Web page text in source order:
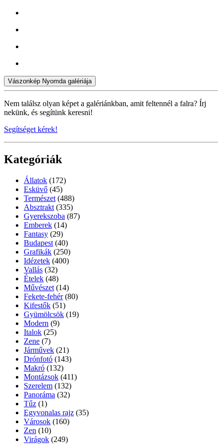
Vászonkép Nyomda galériája
Nem találsz olyan képet a galériánkban, amit feltennél a falra? Írj
nekünk, és segítünk keresni!
Segítséget kérek!
Kategóriák
Állatok (172)
Esküvő (45)
Természet (488)
Absztrakt (335)
Gyerekszoba (87)
Emberek (14)
Fantasy (29)
Budapest (40)
Grafikák (250)
Idézetek (400)
Vallás (32)
Ételek (48)
Művészet (14)
Fekete-fehér (80)
Kifestők (51)
Gyümölcsök (19)
Modern (9)
Italok (25)
Zene (7)
Járművek (21)
Drónfotó (143)
Makró (132)
Montázsok (411)
Szerelem (132)
Panoráma (32)
Tűz (1)
Egyvonalas rajz (35)
Városok (160)
Zen (10)
Virágok (249)